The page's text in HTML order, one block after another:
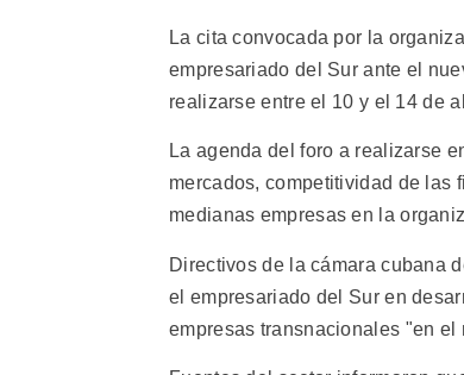
La cita convocada por la
empresariado del Sur ante el
realizarse entre el 10 y el 14 de
La agenda del foro a realizarse
mercados, competitividad de las
medianas empresas en la
Directivos de la cámara cubana
el empresariado del Sur en
empresas transnacionales "en